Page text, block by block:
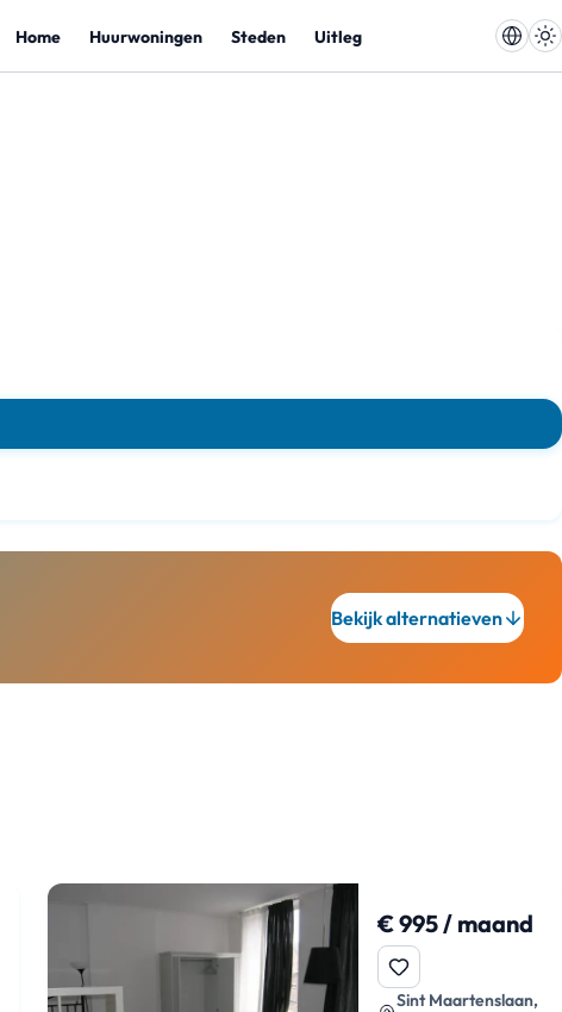
Home Huurwoningen Steden Uitleg
Bekijk alternatieven
€ 995 / maand
Sint Maartenslaan,